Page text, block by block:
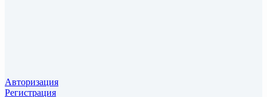
Авторизация
Регистрация